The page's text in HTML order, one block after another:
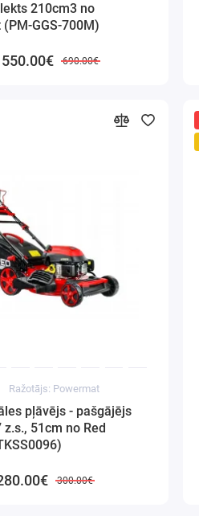
210cm3 no
GGS-700M)
550.00€ 690.00€
Ražotājs: Powermat
pļāvējs - pašgājējs
z.s., 51cm no Red
300.00€